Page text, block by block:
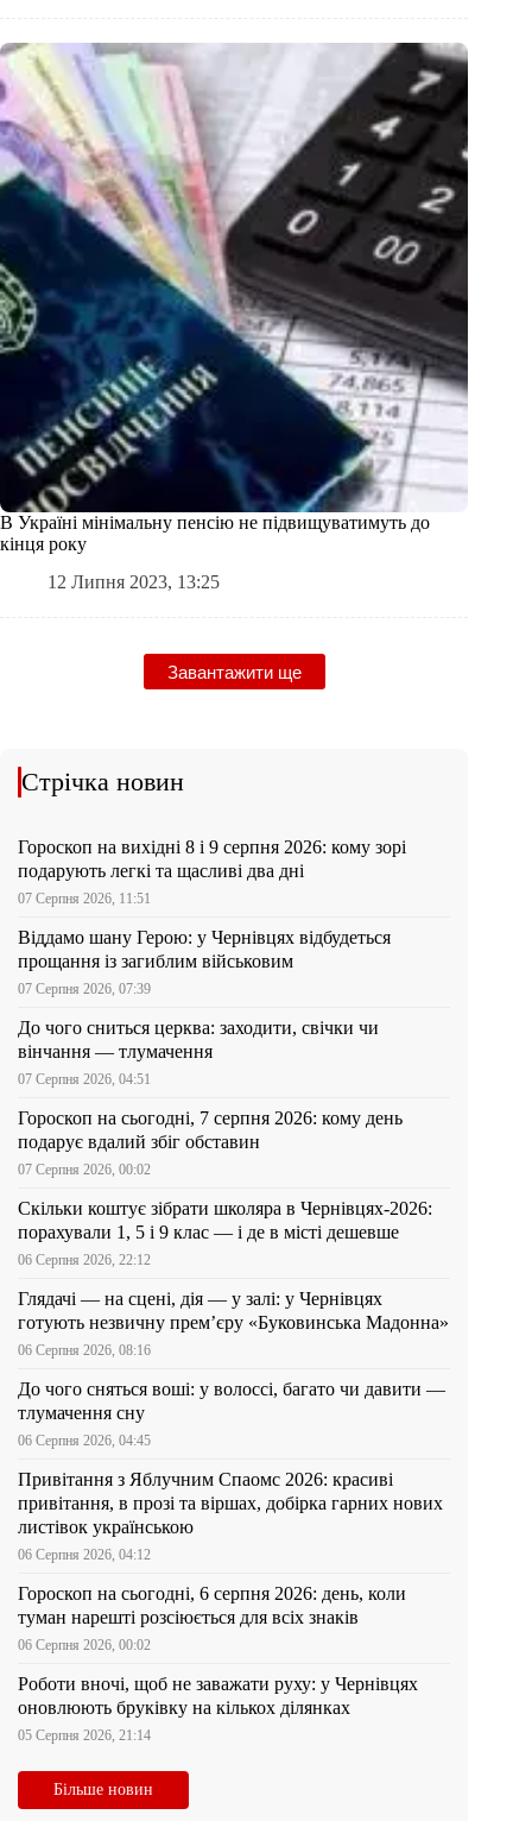
В Україні мінімальну пенсію не підвищуватимуть до
кінця року
12 Липня 2023, 13:25
Завантажити ще
Стрічка новин
Гороскоп на вихідні 8 і 9 серпня 2026: кому зорі
подарують легкі та щасливі два дні
07 Серпня 2026, 11:51
Віддамо шану Герою: у Чернівцях відбудеться
прощання із загиблим військовим
07 Серпня 2026, 07:39
До чого сниться церква: заходити, свічки чи
вінчання — тлумачення
07 Серпня 2026, 04:51
Гороскоп на сьогодні, 7 серпня 2026: кому день
подарує вдалий збіг обставин
07 Серпня 2026, 00:02
Скільки коштує зібрати школяра в Чернівцях-2026:
порахували 1, 5 і 9 клас — і де в місті дешевше
06 Серпня 2026, 22:12
Глядачі — на сцені, дія — у залі: у Чернівцях
готують незвичну прем’єру «Буковинська Мадонна»
06 Серпня 2026, 08:16
До чого сняться воші: у волоссі, багато чи давити —
тлумачення сну
06 Серпня 2026, 04:45
Привітання з Яблучним Спаомс 2026: красиві
привітання, в прозі та віршах, добірка гарних нових
листівок українською
06 Серпня 2026, 04:12
Гороскоп на сьогодні, 6 серпня 2026: день, коли
туман нарешті розсіюється для всіх знаків
06 Серпня 2026, 00:02
Роботи вночі, щоб не заважати руху: у Чернівцях
оновлюють бруківку на кількох ділянках
05 Серпня 2026, 21:14
Більше новин